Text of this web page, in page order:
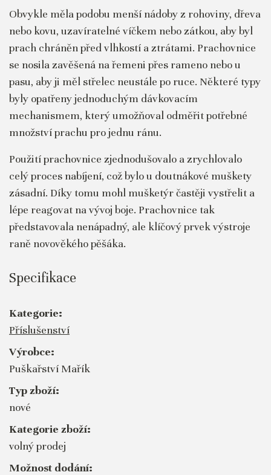
Obvykle měla podobu menší nádoby z rohoviny, dřeva
nebo kovu, uzavíratelné víčkem nebo zátkou, aby byl
prach chráněn před vlhkostí a ztrátami. Prachovnice
se nosila zavěšená na řemeni přes rameno nebo u
pasu, aby ji měl střelec neustále po ruce. Některé typy
byly opatřeny jednoduchým dávkovacím
mechanismem, který umožňoval odměřit potřebné
množství prachu pro jednu ránu.
Použití prachovnice zjednodušovalo a zrychlovalo
celý proces nabíjení, což bylo u doutnákové muškety
zásadní. Díky tomu mohl mušketýr častěji vystřelit a
lépe reagovat na vývoj boje. Prachovnice tak
představovala nenápadný, ale klíčový prvek výstroje
raně novověkého pěšáka.
Specifikace
Kategorie:
Příslušenství
Výrobce:
Puškařství Mařík
Typ zboží:
nové
Kategorie zboží:
volný prodej
Možnost dodání: